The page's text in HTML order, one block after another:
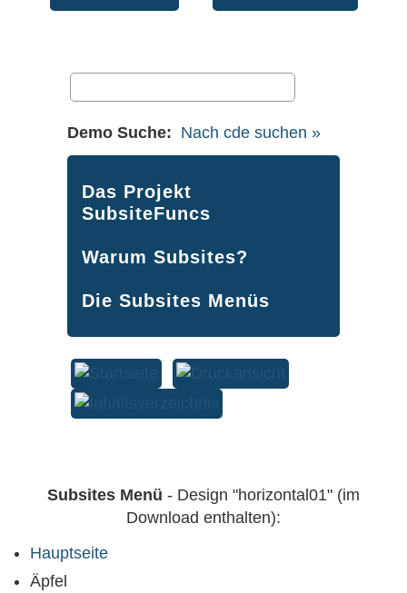
Demo Suche: Nach cde suchen »
Das Projekt
SubsiteFuncs
Warum Subsites?
Die Subsites Menüs
Subsites Menü - Design "horizontal01" (im
Download enthalten):
Hauptseite
Äpfel